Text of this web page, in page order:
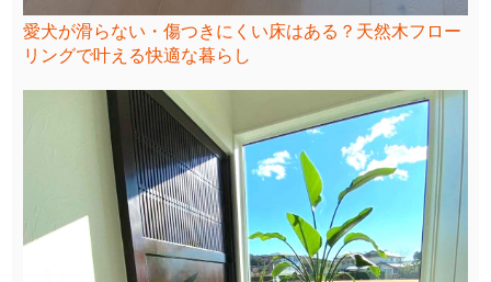
愛犬が滑らない・傷つきにくい床はある？天然木フロー
リングで叶える快適な暮らし